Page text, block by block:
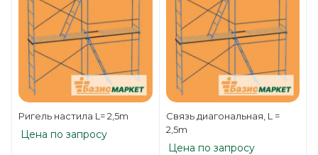
Ригель настила L= 2,5m
Цена по запросу
Связь диагональная, L =
2,5m
Цена по запросу